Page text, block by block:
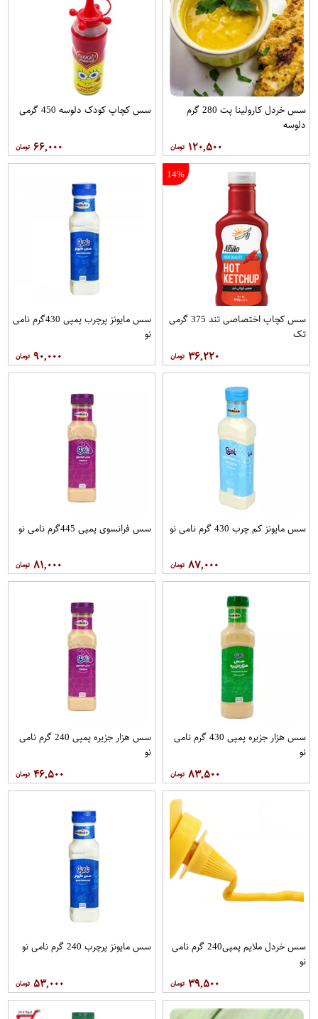
سس خردل کارولینا پت 280 گرم
دلوسه
۱۲۰,۵۰۰
سس کچاپ کودک دلوسه 450 گرمی
۶۶,۰۰۰
14%
سس کچاپ اختصاصی تند 375 گرمی
تک
۳۶,۲۲۰
سس مایونز پرچرب پمپی 430گرم نامی
نو
۹۰,۰۰۰
سس مایونز کم چرب 430 گرم نامی نو
۸۷,۰۰۰
سس فرانسوی پمپی 445گرم نامی نو
۸۱,۰۰۰
سس هزار جزیره پمپی 430 گرم نامی
نو
۸۳,۵۰۰
سس هزار جزیره پمپی 240 گرم نامی
نو
۴۶,۵۰۰
سس خردل ملایم پمپی240 گرم نامی
نو
۳۹,۵۰۰
سس مایونز پرچرب 240 گرم نامی نو
۵۳,۰۰۰